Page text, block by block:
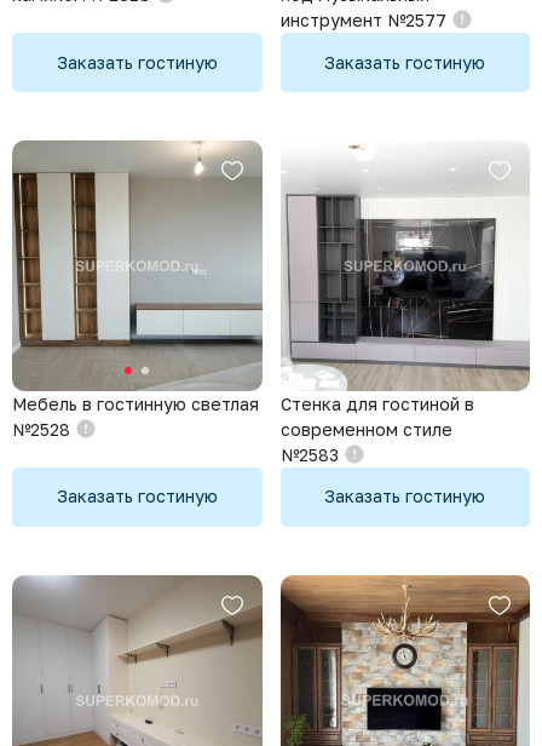
Заказать гостиную
инструмент №2577
Заказать гостиную
Мебель в гостинную светлая
№2528
Заказать гостиную
Стенка для гостиной в
современном стиле
№2583
Заказать гостиную